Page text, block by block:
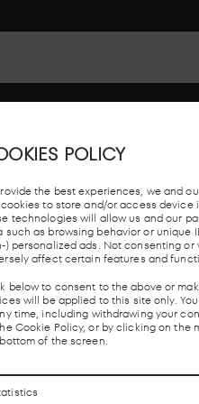
POLICY
the best experiences, we and
to store and/or access device
technologies will allow us and our
such as browsing behavior or unique
) personalized ads. Not consenting
affect certain features and
below to consent to the above or
will be applied to this site only.
time, including withdrawing your
Cookie Policy, or by clicking on the
of the screen.
MADRID
TAXI STOP FREE
CONTACTO
CONTACTO